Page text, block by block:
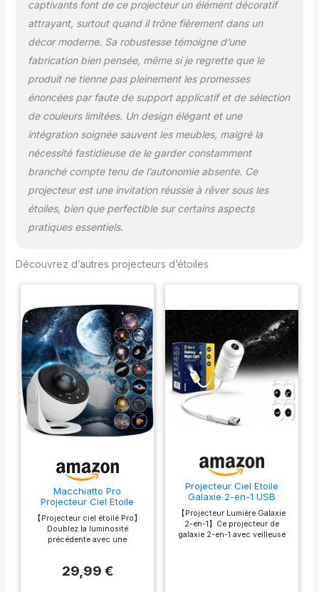
captivants font de ce projecteur un élément décoratif
attrayant, surtout quand il trône fièrement dans un
décor moderne. Sa robustesse témoigne d’une
fabrication bien pensée, même si je regrette que le
produit ne tienne pas pleinement les promesses
énoncées par faute de support applicatif et de sélection
de couleurs limitées. Un design élégant et une
intégration soignée sauvent les meubles, malgré la
nécessité fastidieuse de le garder constamment
branché compte tenu de l’autonomie absente. Ce
projecteur est une invitation réussie à rêver sous les
étoiles, bien que perfectible sur certains aspects
pratiques essentiels.
Découvrez d’autres projecteurs d’étoiles
Macchiatto Pro
Projecteur Ciel Etoile
Planetarium Projecteur
Galaxie avec 13 Disques
de Film, Veilleuse
Projecteur Réglage de
Chambre Plafond
Cadeaux Enfants Adultes
【Projecteur ciel étoilé Pro】
Doublez la luminosité
précédente avec une
maintenant les murs ou les
29,99 €
Projecteur Ciel Etoile
Galaxie 2-en-1 USB
Veilleuse Dimmable 360°
Rotation
【Projecteur Lumière Galaxie
2-en-1】Ce projecteur de
galaxie 2-en-1 avec veilleuse